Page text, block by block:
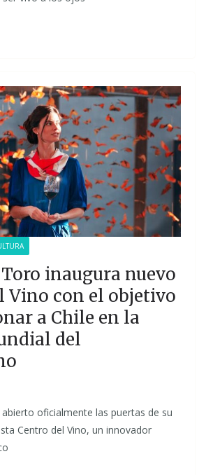
inaugura nuevo
Vino con el objetivo
a Chile en la
del
oficialmente las puertas de su
Centro del Vino, un innovador